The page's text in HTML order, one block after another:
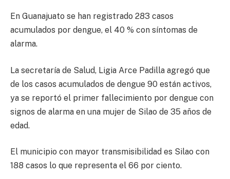
En Guanajuato se han registrado 283 casos
acumulados por dengue, el 40 % con síntomas de
alarma.
La secretaría de Salud, Ligia Arce Padilla agregó que
de los casos acumulados de dengue 90 están activos,
ya se reportó el primer fallecimiento por dengue con
signos de alarma en una mujer de Silao de 35 años de
edad.
El municipio con mayor transmisibilidad es Silao con
188 casos lo que representa el 66 por ciento.